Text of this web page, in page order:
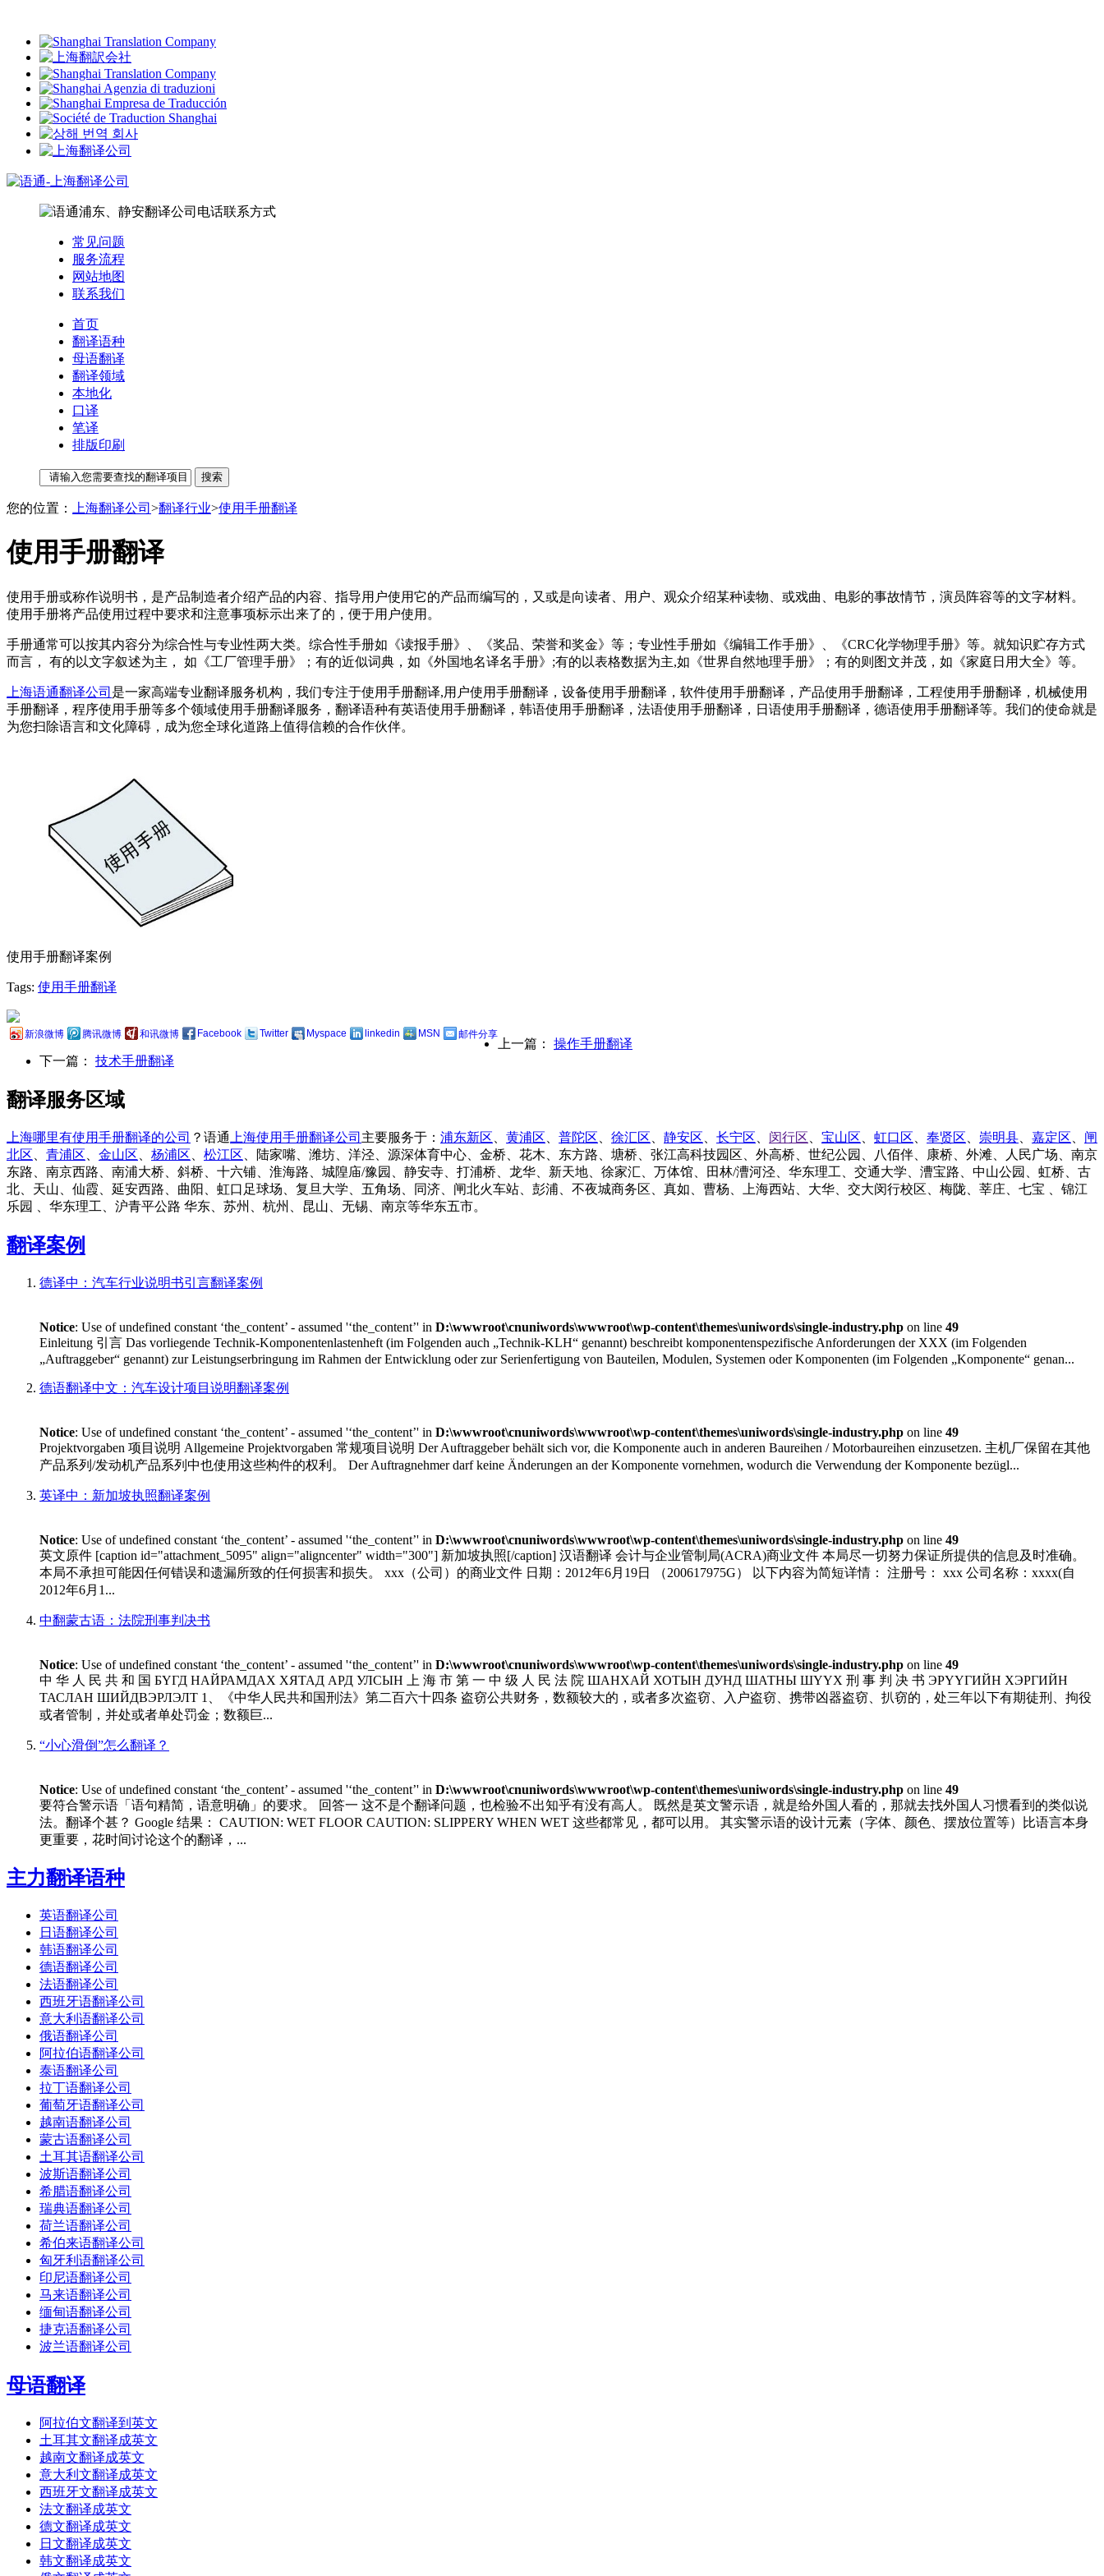
常见问题
服务流程
网站地图
联系我们
首页
翻译语种
母语翻译
翻译领域
本地化
口译
笔译
排版印刷
您的位置： 上海翻译公司 >翻译行业>使用手册翻译
使用手册翻译
使用手册或称作说明书，是产品制造者介绍产品的内容、指导用户使用它的产品而编写的，又或是向读者、用户、观众介绍某种读物、或戏曲、电影的事故情节，演员阵容等的文字材料。
使用手册将产品使用过程中要求和注意事项标示出来了的，便于用户使用。
手册通常可以按其内容分为综合性与专业性两大类。综合性手册如《读报手册》、《奖品、荣誉和奖金》等；专业性手册如《编辑工作手册》、《CRC化学物理手册》等。就知识贮存方式
而言， 有的以文字叙述为主， 如《工厂管理手册》；有的近似词典，如《外国地名译名手册》;有的以表格数据为主,如《世界自然地理手册》；有的则图文并茂，如《家庭日用大全》等。
上海语通翻译公司 是一家高端专业翻译服务机构，我们专注于使用手册翻译,用户使用手册翻译，设备使用手册翻译，软件使用手册翻译，产品使用手册翻译，工程使用手册翻译，机械使用
手册翻译，程序使用手册等多个领域使用手册翻译服务，翻译语种有英语使用手册翻译，韩语使用手册翻译，法语使用手册翻译，日语使用手册翻译，德语使用手册翻译等。我们的使命就是
为您扫除语言和文化障碍，成为您全球化道路上值得信赖的合作伙伴。
使用手册翻译案例
Tags: 使用手册翻译
新浪微博 腾讯微博 和讯微博 Facebook Twitter Myspace linkedin MSN 邮件分享
上一篇： 操作手册翻译
下一篇： 技术手册翻译
翻译服务区域
上海哪里有使用手册翻译的公司 ？语通 上海使用手册翻译公司 主要服务于： 浦东新区 黄浦区 普陀区 徐汇区 静安区 长宁区 闵行区 宝山区 虹口区 奉贤区 崇明县 嘉定区
闸
北区
青浦区 金山区 杨浦区 松江区 、陆家嘴、潍坊、洋泾、源深体育中心、金桥、花木、东方路、塘桥、张江高科技园区、外高桥、世纪公园、八佰伴、康桥、外滩、人民广场、南京
东路、南京西路、南浦大桥、斜桥、十六铺、淮海路、城隍庙/豫园、静安寺、打浦桥、龙华、新天地、徐家汇、万体馆、田林/漕河泾、华东理工、交通大学、漕宝路、中山公园、虹桥、古
北、天山、仙霞、延安西路、曲阳、虹口足球场、复旦大学、五角场、同济、闸北火车站、彭浦、不夜城商务区、真如、曹杨、上海西站、大华、交大闵行校区、梅陇、莘庄、七宝 、锦江
乐园 、华东理工、沪青平公路 华东、苏州、杭州、昆山、无锡、南京等华东五市。
翻译案例
德译中：汽车行业说明书引言翻译案例
Notice: Use of undefined constant ‘the_content’ - assumed '‘the_content’' in D:\wwwroot\cnuniwords\wwwroot\wp-content\themes\uniwords\single-industry.php on line 49
Einleitung 引言 Das vorliegende Technik-Komponentenlastenheft (im Folgenden auch „Technik-KLH“ genannt) beschreibt komponentenspezifische Anforderungen der XXX (im Folgenden
„Auftraggeber“ genannt) zur Leistungserbringung im Rahmen der Entwicklung oder zur Serienfertigung von Bauteilen, Modulen, Systemen oder Komponenten (im Folgenden „Komponente“ genan...
德语翻译中文：汽车设计项目说明翻译案例
Notice: Use of undefined constant ‘the_content’ - assumed '‘the_content’' in D:\wwwroot\cnuniwords\wwwroot\wp-content\themes\uniwords\single-industry.php on line 49
Projektvorgaben 项目说明 Allgemeine Projektvorgaben 常规项目说明 Der Auftraggeber behält sich vor, die Komponente auch in anderen Baureihen / Motorbaureihen einzusetzen. 主机厂保留在其他
产品系列/发动机产品系列中也使用这些构件的权利。 Der Auftragnehmer darf keine Änderungen an der Komponente vornehmen, wodurch die Verwendung der Komponente bezügl...
英译中：新加坡执照翻译案例
Notice: Use of undefined constant ‘the_content’ - assumed '‘the_content’' in D:\wwwroot\cnuniwords\wwwroot\wp-content\themes\uniwords\single-industry.php on line 49
英文原件 [caption id="attachment_5095" align="aligncenter" width="300"] 新加坡执照[/caption] 汉语翻译 会计与企业管制局(ACRA)商业文件 本局尽一切努力保证所提供的信息及时准确。
本局不承担可能因任何错误和遗漏所致的任何损害和损失。 xxx（公司）的商业文件 日期：2012年6月19日 （200617975G） 以下内容为简短详情： 注册号： xxx 公司名称：xxxx(自
2012年6月1...
中翻蒙古语：法院刑事判决书
Notice: Use of undefined constant ‘the_content’ - assumed '‘the_content’' in D:\wwwroot\cnuniwords\wwwroot\wp-content\themes\uniwords\single-industry.php on line 49
中 华 人 民 共 和 国 БҮГД НАЙРАМДАХ ХЯТАД АРД УЛСЫН 上 海 市 第 一 中 级 人 民 法 院 ШАНХАЙ ХОТЫН ДУНД ШАТНЫ ШҮҮХ 刑 事 判 决 书 ЭРҮҮГИЙН ХЭРГИЙН
ТАСЛАН ШИЙДВЭРЛЭЛТ 1、《中华人民共和国刑法》第二百六十四条 盗窃公共财务，数额较大的，或者多次盗窃、入户盗窃、携带凶器盗窃、扒窃的，处三年以下有期徒刑、拘役
或者管制，并处或者单处罚金；数额巨...
“小心滑倒”怎么翻译？
Notice: Use of undefined constant ‘the_content’ - assumed '‘the_content’' in D:\wwwroot\cnuniwords\wwwroot\wp-content\themes\uniwords\single-industry.php on line 49
要符合警示语「语句精简，语意明确」的要求。 回答一 这不是个翻译问题，也检验不出知乎有没有高人。 既然是英文警示语，就是给外国人看的，那就去找外国人习惯看到的类似说
法。翻译个甚？ Google 结果： CAUTION: WET FLOOR CAUTION: SLIPPERY WHEN WET 这些都常见，都可以用。 其实警示语的设计元素（字体、颜色、摆放位置等）比语言本身
更重要，花时间讨论这个的翻译，...
主力翻译语种
英语翻译公司
日语翻译公司
韩语翻译公司
德语翻译公司
法语翻译公司
西班牙语翻译公司
意大利语翻译公司
俄语翻译公司
阿拉伯语翻译公司
泰语翻译公司
拉丁语翻译公司
葡萄牙语翻译公司
越南语翻译公司
蒙古语翻译公司
土耳其语翻译公司
波斯语翻译公司
希腊语翻译公司
瑞典语翻译公司
荷兰语翻译公司
希伯来语翻译公司
匈牙利语翻译公司
印尼语翻译公司
马来语翻译公司
缅甸语翻译公司
捷克语翻译公司
波兰语翻译公司
母语翻译
阿拉伯文翻译到英文
土耳其文翻译成英文
越南文翻译成英文
意大利文翻译成英文
西班牙文翻译成英文
法文翻译成英文
德文翻译成英文
日文翻译成英文
韩文翻译成英文